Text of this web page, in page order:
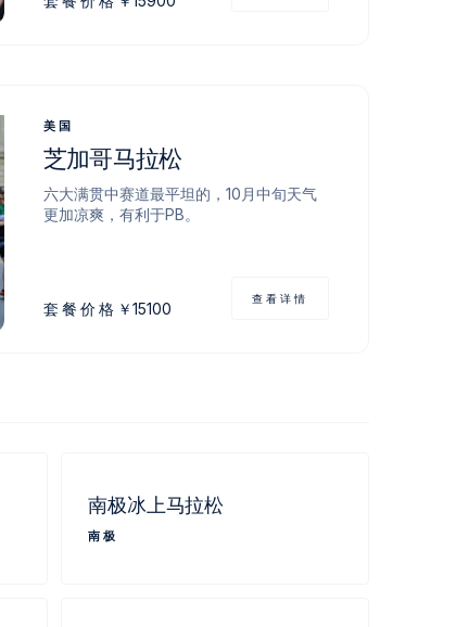
美国
芝加哥马拉松
六大满贯中赛道最平坦的，10月中旬天气
更加凉爽，有利于PB。
套餐价格 ￥15100
查看详情
南极冰上马拉松
南极